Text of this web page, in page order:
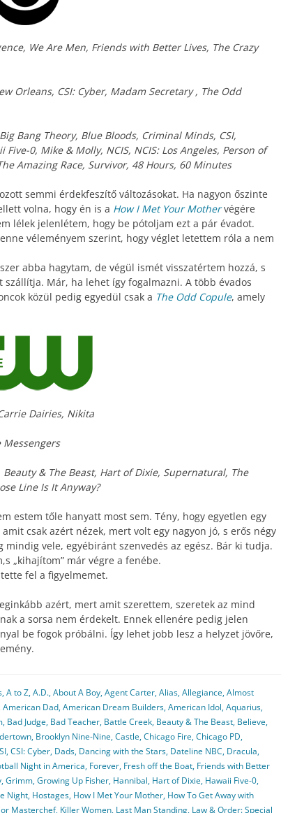
We Are Men, Friends with Better Lives, The Crazy
Orleans, CSI: Cyber, Madam Secretary , The Odd
Bang Theory, Blue Bloods, Criminal Minds, CSI,
0, Mike & Molly, NCIS, NCIS: Los Angeles, Person of
Amazing Race, Survivor, 48 Hours, 60 Minutes
semmi érdekfeszítő változásokat. Ha nagyon őszinte
volna, hogy én is a How I Met Your Mothervégére
lélek jelenlétem, hogy be pótoljam ezt a pár évadot.
véleményem szerint, hogy véglet letettem róla a nem
abba hagytam, de végül ismét visszatértem hozzá, s
Már, ha lehet így fogalmazni. A több évados
közül pedig egyedül csak a The Odd Copule, amely
Dairies, Nikita
Messengers
& The Beast, Hart of Dixie, Supernatural, The
Line Is It Anyway?
estem tőle hanyatt most sem. Tény, hogy egyetlen egy
amit csak azért nézek, mert volt egy nagyon jó, s erős négy
vele, egyébiránt szenvedés az egész. Bár ki tudja.
„kihajítom” már végre a fenébe.
fel a figyelmemet.
azért, mert amit szerettem, szeretek az mind
a sorsa nem érdekelt. Ennek ellenére pedig jelen
be fogok próbálni. Így lehet jobb lesz a helyzet jövőre,
,A to Z,A.D.,About A Boy,Agent Carter,Alias,Allegiance,Almost
,American Dad,American Dream Builders,American Idol,Aquarius,
, Bad Judge, Bad Teacher, Battle Creek, Beauty & The Beast, Believe,
, Brooklyn Nine-Nine,Castle,Chicago Fire,Chicago PD,
,CSI: Cyber, Dads, Dancing with the Stars, Dateline NBC, Dracula,
Night in America, Forever, Fresh off the Boat, Friends with Better
,Grimm,Growing Up Fisher, Hannibal, Hart of Dixie, Hawaii Five-0,
Night, Hostages, How I Met Your Mother, How To Get Away with
Masterchef, Killer Women, Last Man Standing, Law & Order: Special